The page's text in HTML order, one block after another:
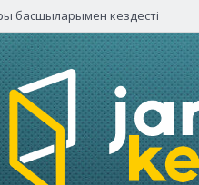
басшыларымен кездесті